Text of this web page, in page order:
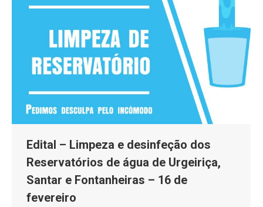
Edital – Limpeza e desinfeção dos
Reservatórios de água de Urgeiriça,
Santar e Fontanheiras – 16 de
fevereiro